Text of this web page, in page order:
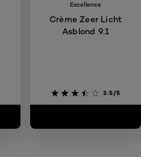
Excellence
Crème Zeer Licht
Asblond 9.1
3.5/5